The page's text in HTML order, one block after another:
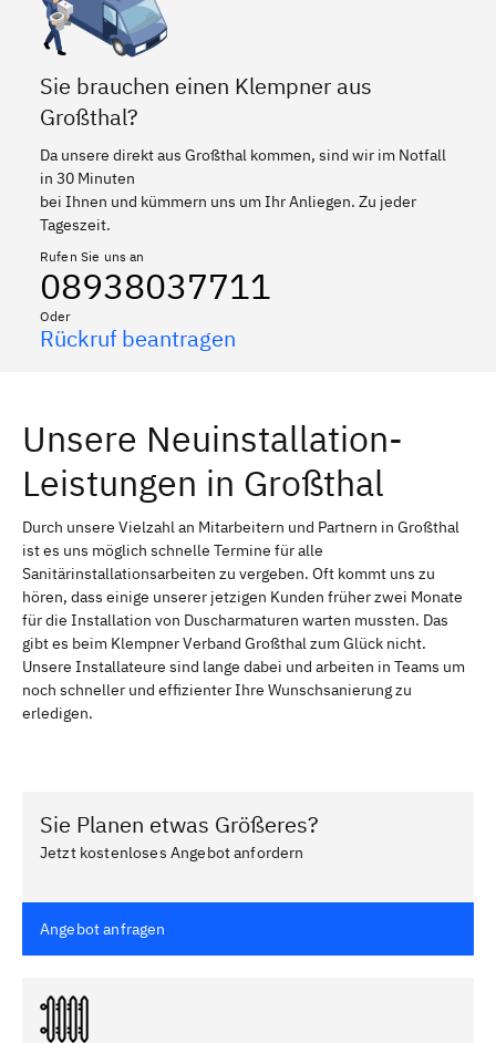
Sie brauchen einen Klempner aus
Großthal?
Da unsere direkt aus Großthal kommen, sind wir im Notfall
in 30 Minuten
bei Ihnen und kümmern uns um Ihr Anliegen. Zu jeder
Tageszeit.
Rufen Sie uns an
08938037711
Oder
Rückruf beantragen
Unsere Neuinstallation-
Leistungen in Großthal
Durch unsere Vielzahl an Mitarbeitern und Partnern in Großthal
ist es uns möglich schnelle Termine für alle
Sanitärinstallationsarbeiten zu vergeben. Oft kommt uns zu
hören, dass einige unserer jetzigen Kunden früher zwei Monate
für die Installation von Duscharmaturen warten mussten. Das
gibt es beim Klempner Verband Großthal zum Glück nicht.
Unsere Installateure sind lange dabei und arbeiten in Teams um
noch schneller und effizienter Ihre Wunschsanierung zu
erledigen.
Sie Planen etwas Größeres?
Jetzt kostenloses Angebot anfordern
Angebot anfragen